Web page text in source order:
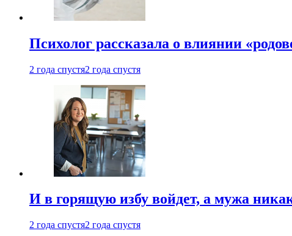
Психолог рассказала о влиянии
2 года спустя2 года спустя
И в горящую избу войдет, а мужа
2 года спустя2 года спустя